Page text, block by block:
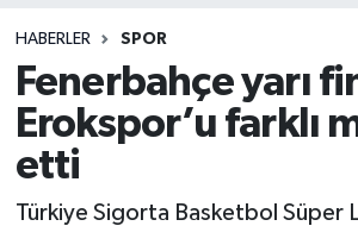
HABERLER SPOR
Fenerbahçe yarı
Erokspor’u farklı
etti
Türkiye Sigorta Basketbol Süper
Ulusal Haberler
Vefat Edenler